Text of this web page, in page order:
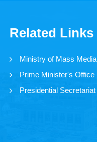
Related Links
Ministry of Mass Media
Prime Minister's Office
Presidential Secretariat